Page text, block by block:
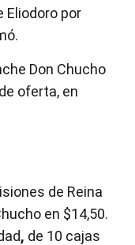
Eliodoro por
Don Chucho
oferta, en
de Reina
en $14,50.
, de 10 cajas